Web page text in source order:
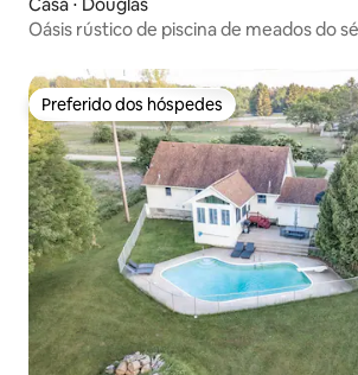
Oásis rústico de piscina de meados do
Preferido dos hóspedes
Preferido dos hóspedes